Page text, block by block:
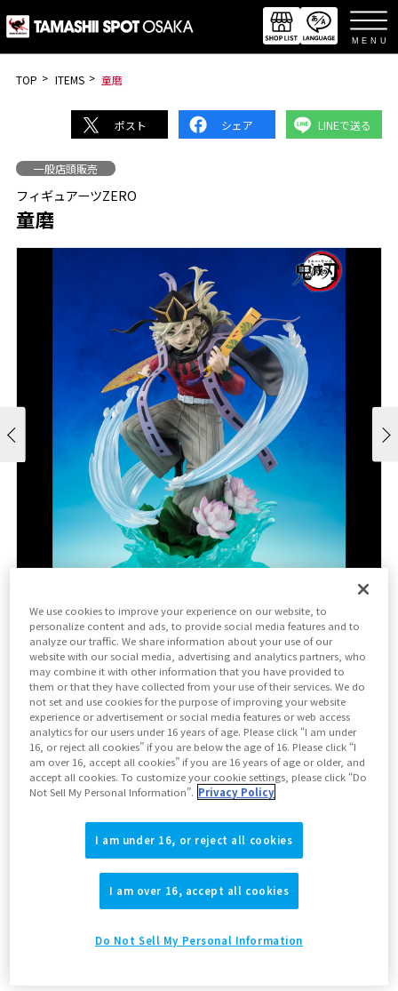
TOP ITEMS 童磨
ポスト シェア LINEで送る
一般店頭販売
フィギュアーツZERO
童磨
販売価格
¥14,300（税10%込)¥13,000(税抜)
発売日
2026年06月27日
店頭にて販売中
魂ウェブで商品詳細を見る
We use cookies to improve your experience on our website, to
personalize content and ads, to provide social media features and to
analyze our traffic. We share information about your use of our
website with our social media, advertising and analytics partners, who
may combine it with other information that you have provided to
them or that they have collected from your use of their services. We do
not set and use cookies for the purpose of improving your website
experience or advertisement or social media features or web access
analytics for our users under 16 years of age. Please click “I am under
16, or reject all cookies” if you are below the age of 16. Please click “I
am over 16, accept all cookies” if you are 16 years of age or older, and
accept all cookies. To customize your cookie settings, please click “Do
Not Sell My Personal Information”. Privacy Policy
I am under 16, or reject all cookies
I am over 16, accept all cookies
Do Not Sell My Personal Information